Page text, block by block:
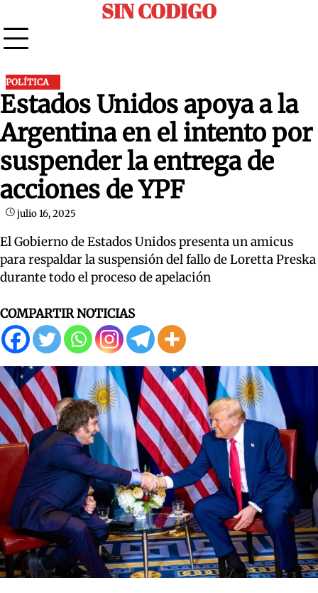
to
content
SIN CODIGO
POLÍTICA
Estados Unidos apoya a la
Argentina en el intento por
suspender la entrega de
acciones de YPF
julio 16, 2025
El Gobierno de Estados Unidos presenta un amicus
para respaldar la suspensión del fallo de Loretta Preska
durante todo el proceso de apelación
COMPARTIR NOTICIAS